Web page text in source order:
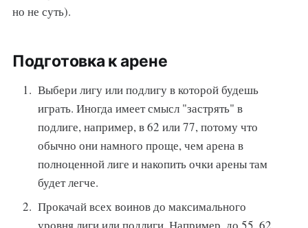
но не суть).
Подготовка к арене
Выбери лигу или подлигу в которой будешь
играть. Иногда имеет смысл "застрять" в
подлиге, например, в 62 или 77, потому что
обычно они намного проще, чем арена в
полноценной лиге и накопить очки арены там
будет легче.
Прокачай всех воинов до максимального